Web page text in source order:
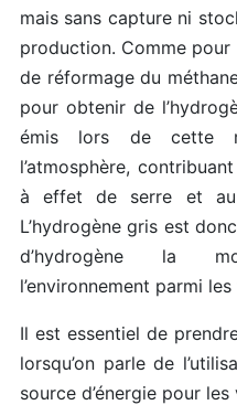
mais sans capture ni
production. Comme pour
de réformage du
pour obtenir de
émis lors de cette
l’atmosphère,
à effet de serre et au
L’hydrogène gris est
d’hydrogène la
l’environnement parmi
Il est essentiel de
lorsqu’on parle de
source d’énergie pour